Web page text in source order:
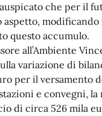
che per il
modificando
questo accumulo.
all’Ambiente
variazione di
per il versamento
e convegni, la
di circa 526 mila